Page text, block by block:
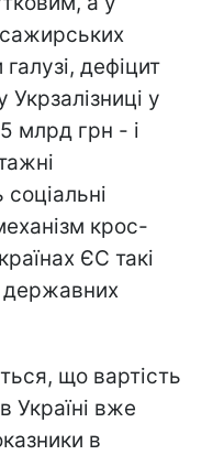
дефіцит
у
млрд грн - і
крос-
ЄС такі
державних
що вартість
Україні вже
в